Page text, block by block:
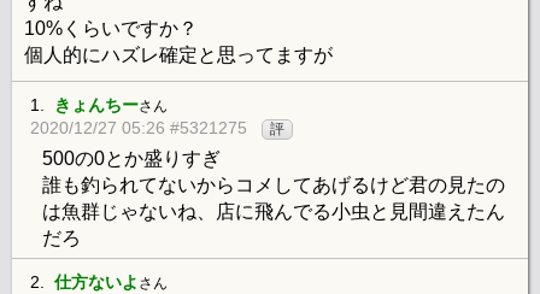
10%くらいですか？
個人的にハズレ確定と思ってますが
1. きょんちーさん
2020/12/27 05:26 #5321275 評
500の0とか盛りすぎ
誰も釣られてないからコメしてあげるけど君の見たの
は魚群じゃないね、店に飛んでる小虫と見間違えたん
だろ
2. 仕方ないよ さん